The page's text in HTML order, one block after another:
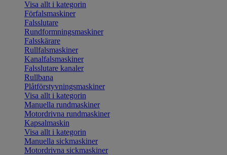
Visa allt i kategorin
Förfalsmaskiner
Falsslutare
Rundformningsmaskiner
Falsskärare
Rullfalsmaskiner
Kanalfalsmaskiner
Falsslutare kanaler
Rullbana
Plåtförstyvningsmaskiner
Visa allt i kategorin
Manuella rundmaskiner
Motordrivna rundmaskiner
Kapsalmaskin
Visa allt i kategorin
Manuella sickmaskiner
Motordrivna sickmaskiner